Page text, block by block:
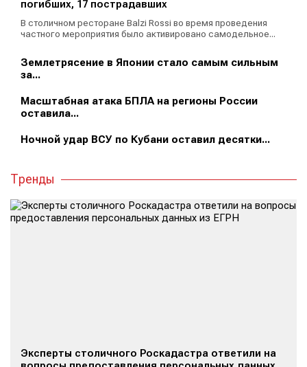
погибших, 17 пострадавших
В столичном ресторане Balzi Rossi во время проведения
частного мероприятия было активировано самодельное...
Землетрясение в Японии стало самым сильным
за...
Масштабная атака БПЛА на регионы России
оставила...
Ночной удар ВСУ по Кубани оставил десятки...
Тренды
Эксперты столичного Роскадастра ответили на